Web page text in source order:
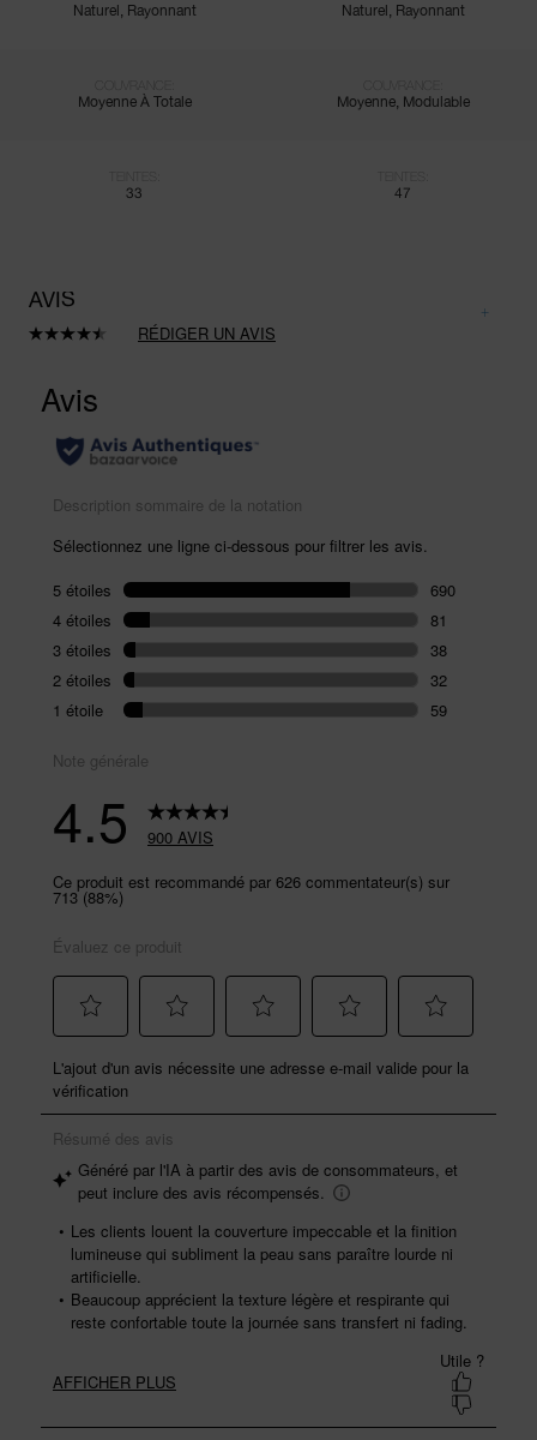
Naturel, Rayonnant
Moyenne À Totale
33
Naturel, Rayonnant
Moyenne, Modulable
47
AVIS
RÉDIGER UN AVIS